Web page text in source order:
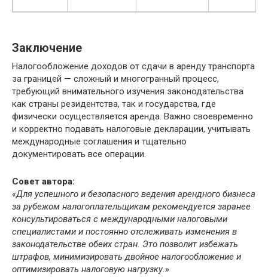
Заключение
Налогообложение доходов от сдачи в аренду транспорта
за границей — сложный и многогранный процесс,
требующий внимательного изучения законодательства
как страны резидентства, так и государства, где
физически осуществляется аренда. Важно своевременно
и корректно подавать налоговые декларации, учитывать
международные соглашения и тщательно
документировать все операции.
Совет автора:
«Для успешного и безопасного ведения арендного бизнеса
за рубежом налогоплательщикам рекомендуется заранее
консультироваться с международными налоговыми
специалистами и постоянно отслеживать изменения в
законодательстве обеих стран. Это позволит избежать
штрафов, минимизировать двойное налогообложение и
оптимизировать налоговую нагрузку.»